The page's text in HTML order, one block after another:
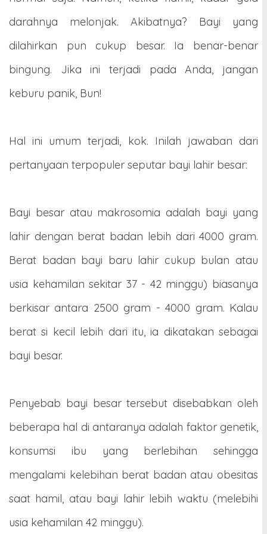
darahnya melonjak. Akibatnya? Bayi yang
dilahirkan pun cukup besar. Ia benar-benar
bingung. Jika ini terjadi pada Anda, jangan
keburu panik, Bun!
Hal ini umum terjadi, kok. Inilah jawaban dari
pertanyaan terpopuler seputar bayi lahir besar:
Bayi besar atau makrosomia adalah bayi yang
lahir dengan berat badan lebih dari 4000 gram.
Berat badan bayi baru lahir cukup bulan atau
usia kehamilan sekitar 37 - 42 minggu) biasanya
berkisar antara 2500 gram - 4000 gram. Kalau
berat si kecil lebih dari itu, ia dikatakan sebagai
bayi besar.
Penyebab bayi besar tersebut disebabkan oleh
beberapa hal di antaranya adalah faktor genetik,
konsumsi ibu yang berlebihan sehingga
mengalami kelebihan berat badan atau obesitas
saat hamil, atau bayi lahir lebih waktu (melebihi
usia kehamilan 42 minggu).